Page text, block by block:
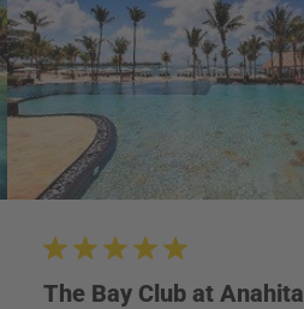
The Bay Club at Anahita